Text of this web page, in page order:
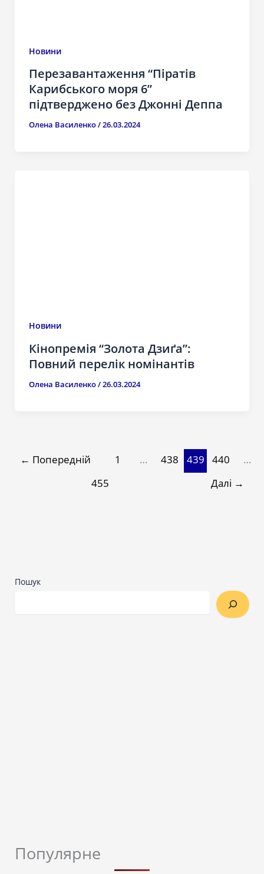
Новини
Перезавантаження “Піратів
Карибського моря 6”
підтверджено без Джонні Деппа
Олена Василенко/26.03.2024
Новини
Кінопремія “Золота Дзиґа”:
Повний перелік номінантів
Олена Василенко/26.03.2024
← Попередній 1 … 438 439 440
…
455
Далі →
Пошук
Популярне